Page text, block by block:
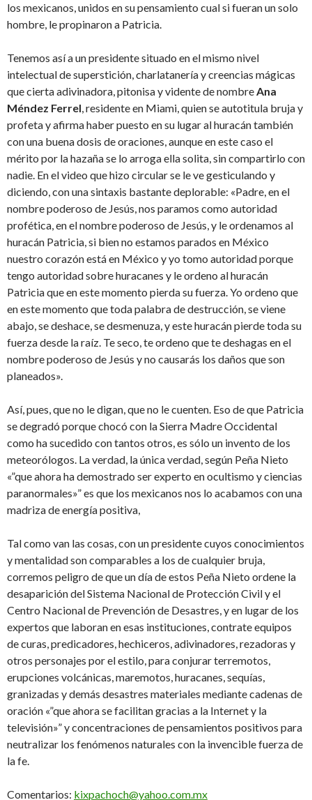
los mexicanos, unidos en su pensamiento cual si fueran un solo
hombre, le propinaron a Patricia.
Tenemos así a un presidente situado en el mismo nivel
intelectual de superstición, charlatanería y creencias mágicas
que cierta adivinadora, pitonisa y vidente de nombreAna
Méndez Ferrel, residente en Miami, quien se autotitula bruja y
profeta y afirma haber puesto en su lugar al huracán también
con una buena dosis de oraciones, aunque en este caso el
mérito por la hazaña se lo arroga ella solita, sin compartirlo con
nadie. En el video que hizo circular se le ve gesticulando y
diciendo, con una sintaxis bastante deplorable: «Padre, en el
nombre poderoso de Jesús, nos paramos como autoridad
profética, en el nombre poderoso de Jesús, y le ordenamos al
huracán Patricia, si bien no estamos parados en México
nuestro corazón está en México y yo tomo autoridad porque
tengo autoridad sobre huracanes y le ordeno al huracán
Patricia que en este momento pierda su fuerza. Yo ordeno que
en este momento que toda palabra de destrucción, se viene
abajo, se deshace, se desmenuza, y este huracán pierde toda su
fuerza desde la raíz. Te seco, te ordeno que te deshagas en el
nombre poderoso de Jesús y no causarás los daños que son
planeados».
Así, pues, que no le digan, que no le cuenten. Eso de que Patricia
se degradó porque chocó con la Sierra Madre Occidental
como ha sucedido con tantos otros, es sólo un invento de los
meteorólogos. La verdad, la única verdad, según Peña Nieto
«”que ahora ha demostrado ser experto en ocultismo y ciencias
paranormales»” es que los mexicanos nos lo acabamos con una
madriza de energía positiva,
Tal como van las cosas, con un presidente cuyos conocimientos
y mentalidad son comparables a los de cualquier bruja,
corremos peligro de que un día de estos Peña Nieto ordene la
desaparición del Sistema Nacional de Protección Civil y el
Centro Nacional de Prevención de Desastres, y en lugar de los
expertos que laboran en esas instituciones, contrate equipos
de curas, predicadores, hechiceros, adivinadores, rezadoras y
otros personajes por el estilo, para conjurar terremotos,
erupciones volcánicas, maremotos, huracanes, sequías,
granizadas y demás desastres materiales mediante cadenas de
oración «”que ahora se facilitan gracias a la Internet y la
televisión»” y concentraciones de pensamientos positivos para
neutralizar los fenómenos naturales con la invencible fuerza de
la fe.
Comentarios: kixpachoch@yahoo.com.mx